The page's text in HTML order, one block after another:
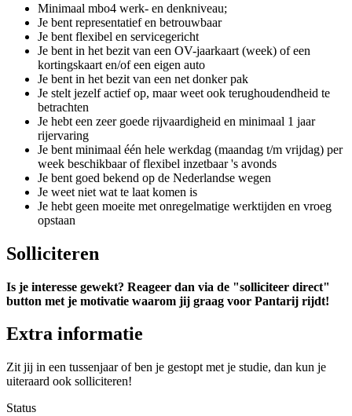
Minimaal mbo4 werk- en denkniveau;
Je bent representatief en betrouwbaar
Je bent flexibel en servicegericht
Je bent in het bezit van een OV-jaarkaart (week) of een
kortingskaart en/of een eigen auto
Je bent in het bezit van een net donker pak
Je stelt jezelf actief op, maar weet ook terughoudendheid te
betrachten
Je hebt een zeer goede rijvaardigheid en minimaal 1 jaar
rijervaring
Je bent minimaal één hele werkdag (maandag t/m vrijdag) per
week beschikbaar of flexibel inzetbaar 's avonds
Je bent goed bekend op de Nederlandse wegen
Je weet niet wat te laat komen is
Je hebt geen moeite met onregelmatige werktijden en vroeg
opstaan
Solliciteren
Is je interesse gewekt? Reageer dan via de "solliciteer direct"
button met je motivatie waarom jij graag voor Pantarij rijdt!
Extra informatie
Zit jij in een tussenjaar of ben je gestopt met je studie, dan kun je
uiteraard ook solliciteren!
Status